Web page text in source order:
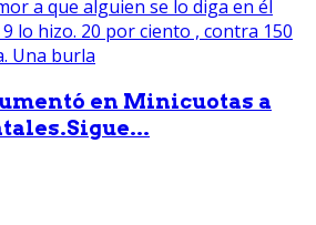
en Minicuotas a